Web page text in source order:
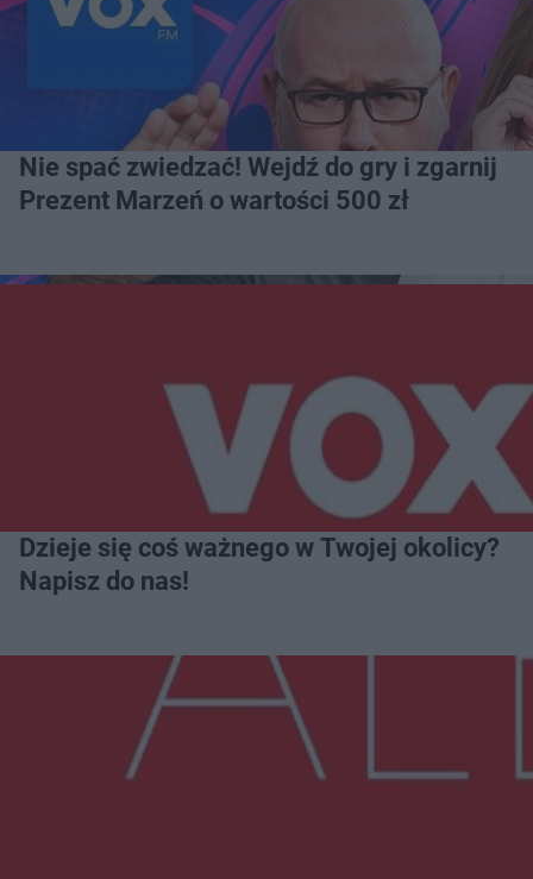
Nie spać zwiedzać! Wejdź do gry i zgarnij
Prezent Marzeń o wartości 500 zł
Dzieje się coś ważnego w Twojej okolicy?
Napisz do nas!
Więcej